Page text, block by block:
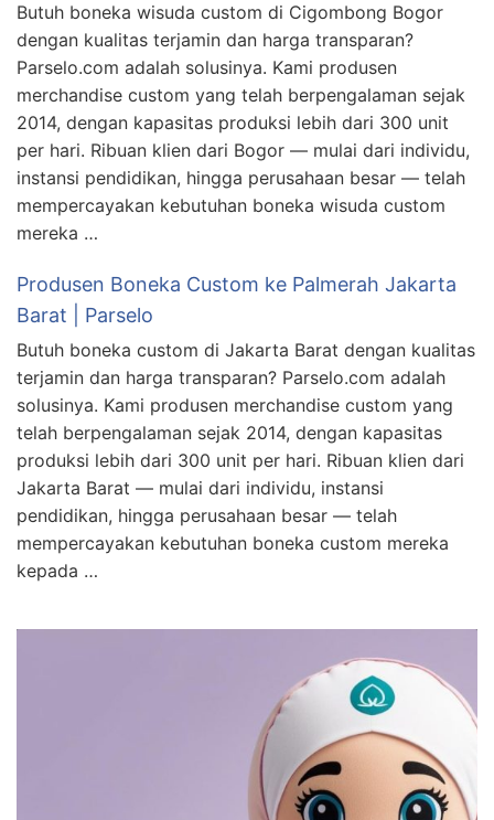
Butuh boneka wisuda custom di Cigombong Bogor
dengan kualitas terjamin dan harga transparan?
Parselo.com adalah solusinya. Kami produsen
merchandise custom yang telah berpengalaman sejak
2014, dengan kapasitas produksi lebih dari 300 unit
per hari. Ribuan klien dari Bogor — mulai dari individu,
instansi pendidikan, hingga perusahaan besar — telah
mempercayakan kebutuhan boneka wisuda custom
mereka …
Produsen Boneka Custom ke Palmerah Jakarta
Barat | Parselo
Butuh boneka custom di Jakarta Barat dengan kualitas
terjamin dan harga transparan? Parselo.com adalah
solusinya. Kami produsen merchandise custom yang
telah berpengalaman sejak 2014, dengan kapasitas
produksi lebih dari 300 unit per hari. Ribuan klien dari
Jakarta Barat — mulai dari individu, instansi
pendidikan, hingga perusahaan besar — telah
mempercayakan kebutuhan boneka custom mereka
kepada …